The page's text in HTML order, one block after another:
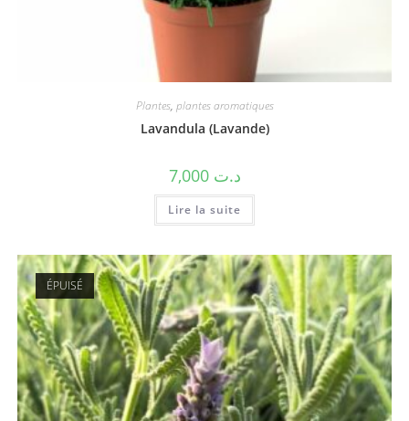
Plantes, plantes aromatiques
Lavandula (Lavande)
د.ت 7,000
Lire la suite
ÉPUISÉ